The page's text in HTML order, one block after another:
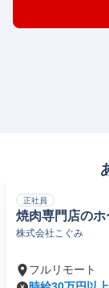
正社員
焼肉専門店の
株式会社こぐみ
フルリモート